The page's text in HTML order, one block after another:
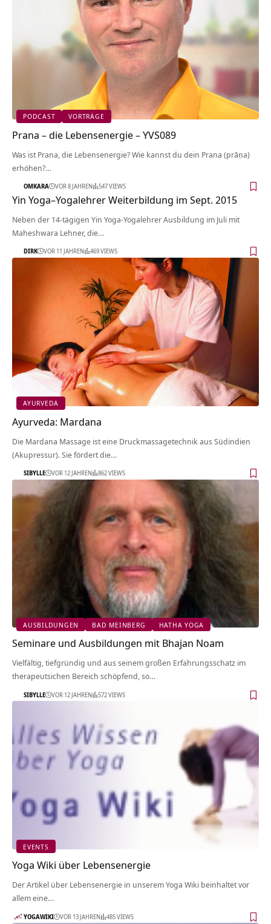
PODCAST VORTRÄGE
Prana – die Lebensenergie – YVS089
Was ist Prana, die Lebensenergie? Wie kannst du dein Prana (prāṇa)
erhöhen?…
OMKARA VOR 8 JAHREN 547 VIEWS
Yin Yoga–Yogalehrer Weiterbildung im Sept. 2015
Neben der 14-tägigen Yin Yoga-Yogalehrer Ausbildung im Juli mit
Maheshwara Lehner, die…
DIRK VOR 11 JAHREN 469 VIEWS
AYURVEDA
Ayurveda: Mardana
Die Mardana Massage ist eine Druckmassagetechnik aus Südindien
(Akupressur). Sie fördert die…
SIBYLLE VOR 12 JAHREN 862 VIEWS
AUSBILDUNGEN BAD MEINBERG HATHA YOGA
Seminare und Ausbildungen mit Bhajan Noam
Vielfältig, tiefgründig und aus seinem großen Erfahrungsschatz im
therapeutsichen Bereich schöpfend, so…
SIBYLLE VOR 12 JAHREN 572 VIEWS
EVENTS
Yoga Wiki über Lebensenergie
Der Artikel über Lebensenergie in unserem Yoga Wiki beinhaltet vor
allem eine…
YOGAWIKI VOR 13 JAHREN 485 VIEWS